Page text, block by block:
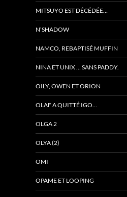
MITSUYO EST DÉCÉDÉE…
N’SHADOW
NAMCO, REBAPTISÉ MUFFIN
NINA ET UNIX … SANS PADDY.
OILY, OWEN ET ORION
OLAF A QUITTÉ IGO…
OLGA 2
OLYA (2)
OMI
OPAME ET LOOPING